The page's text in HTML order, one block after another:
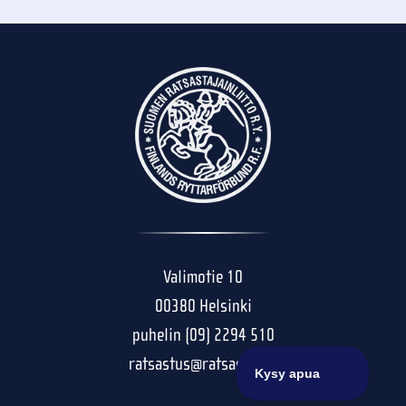
Valimotie 10
00380 Helsinki
puhelin (09) 2294 510
ratsastus@ratsastus.fi